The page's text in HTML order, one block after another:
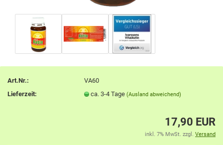
Art.Nr.:
VA60
Lieferzeit:
ca. 3-4 Tage(Ausland abweichend)
17,90 EUR
inkl. 7% MwSt. zzgl. Versand